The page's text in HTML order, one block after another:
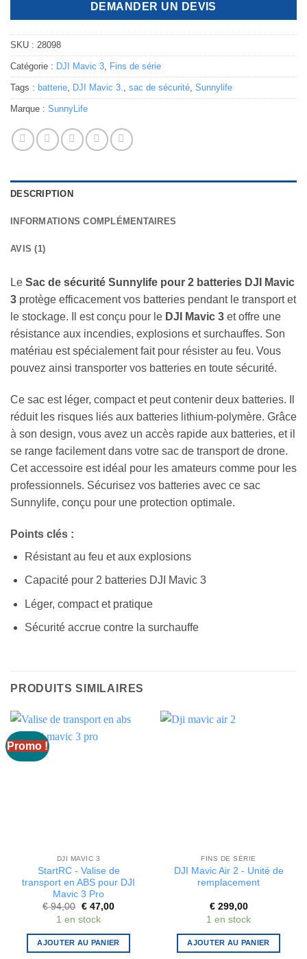
DEMANDER UN DEVIS
SKU : 28098
Catégorie : DJI Mavic 3, Fins de série
Tags : batterie, DJI Mavic 3., sac de sécurité, Sunnylife
Marque : SunnyLife
DESCRIPTION
INFORMATIONS COMPLÉMENTAIRES
AVIS (1)
Le Sac de sécurité Sunnylife pour 2 batteries DJI Mavic
3 protège efficacement vos batteries pendant le transport et
le stockage. Il est conçu pour le DJI Mavic 3 et offre une
résistance aux incendies, explosions et surchauffes. Son
matériau est spécialement fait pour résister au feu. Vous
pouvez ainsi transporter vos batteries en toute sécurité.
Ce sac est léger, compact et peut contenir deux batteries. Il
réduit les risques liés aux batteries lithium-polymère. Grâce
à son design, vous avez un accès rapide aux batteries, et il
se range facilement dans votre sac de transport de drone.
Cet accessoire est idéal pour les amateurs comme pour les
professionnels. Sécurisez vos batteries avec ce sac
Sunnylife, conçu pour une protection optimale.
Points clés :
Résistant au feu et aux explosions
Capacité pour 2 batteries DJI Mavic 3
Léger, compact et pratique
Sécurité accrue contre la surchauffe
PRODUITS SIMILAIRES
Promo !
DJI MAVIC 3
StartRC - Valise de
transport en ABS pour DJI
Mavic 3 Pro
€94,00 Le
prix
initial
était :
€ 94,00.
€47,00Le
est :
€ 47,00.
1 en stock
AJOUTER AU PANIER
FINS DE SÉRIE
DJI Mavic Air 2 - Unité de
remplacement
€299,00
1 en stock
AJOUTER AU PANIER